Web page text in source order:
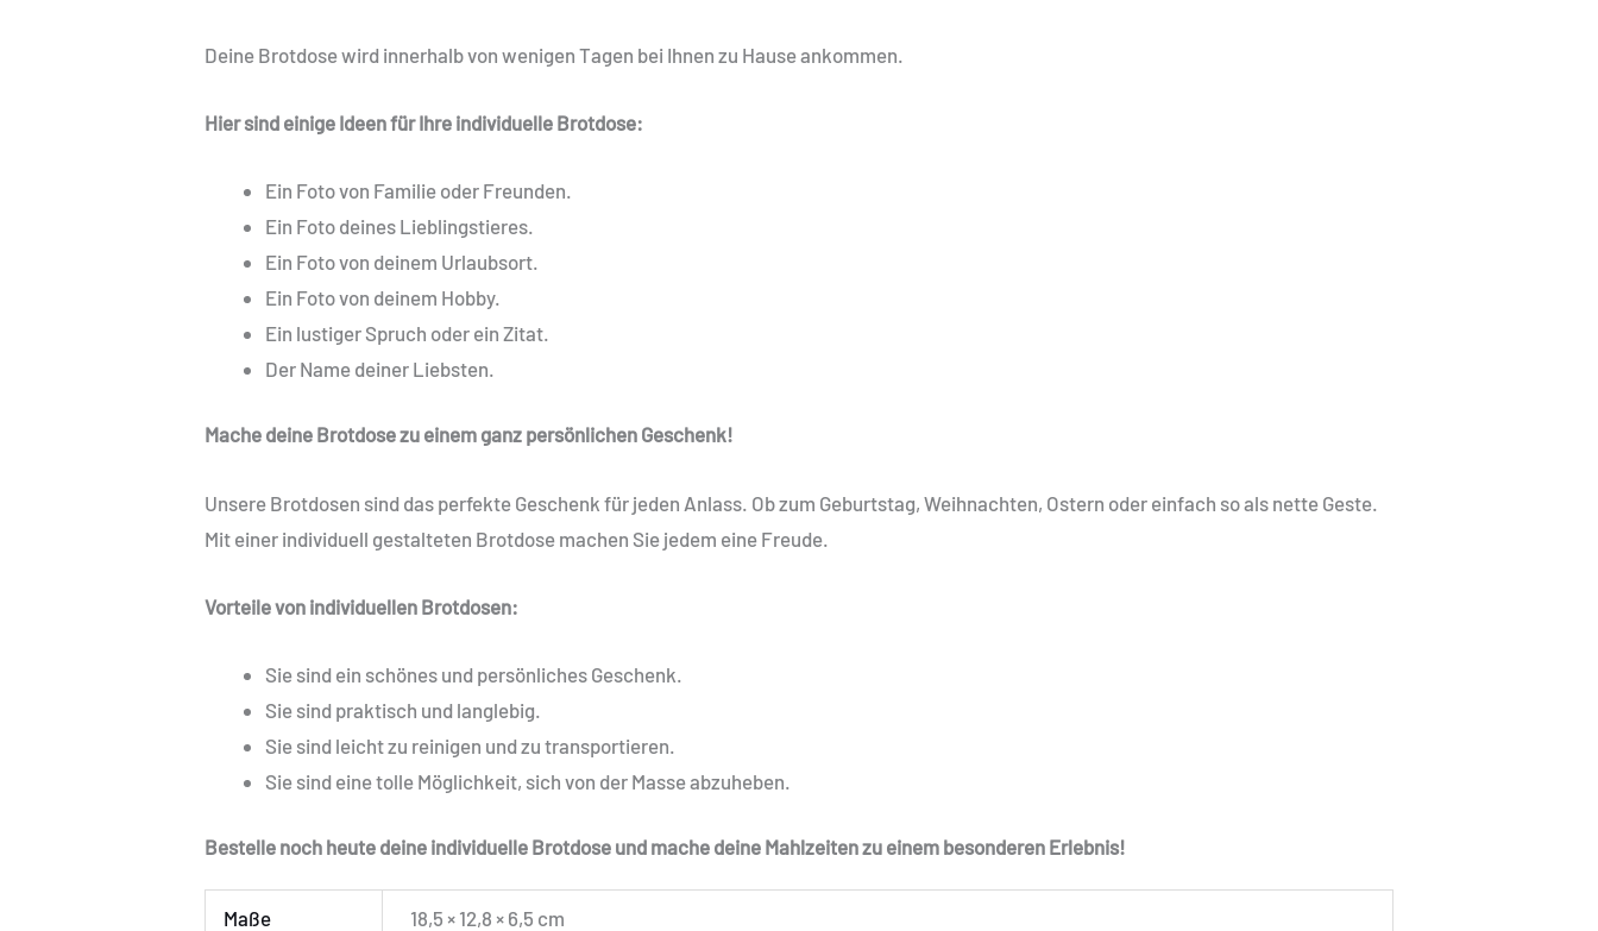
Deine Brotdose wird innerhalb von wenigen Tagen bei Ihnen zu Hause ankommen.
Hier sind einige Ideen für Ihre individuelle Brotdose:
Ein Foto von Familie oder Freunden.
Ein Foto deines Lieblingstieres.
Ein Foto von deinem Urlaubsort.
Ein Foto von deinem Hobby.
Ein lustiger Spruch oder ein Zitat.
Der Name deiner Liebsten.
Mache deine Brotdose zu einem ganz persönlichen Geschenk!
Unsere Brotdosen sind das perfekte Geschenk für jeden Anlass. Ob zum Geburtstag, Weihnachten, Ostern oder einfach so als nette Geste.
Mit einer individuell gestalteten Brotdose machen Sie jedem eine Freude.
Vorteile von individuellen Brotdosen:
Sie sind ein schönes und persönliches Geschenk.
Sie sind praktisch und langlebig.
Sie sind leicht zu reinigen und zu transportieren.
Sie sind eine tolle Möglichkeit, sich von der Masse abzuheben.
Bestelle noch heute deine individuelle Brotdose und mache deine Mahlzeiten zu einem besonderen Erlebnis!
Maße 18,5 × 12,8 × 6,5 cm